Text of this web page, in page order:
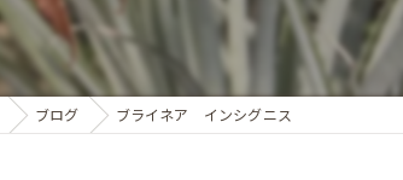
ブログ ブライネア インシグニス